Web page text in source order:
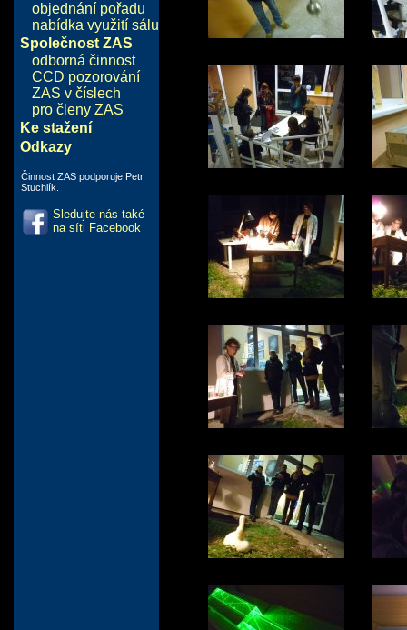
objednání pořadu
nabídka využití sálu
Společnost ZAS
odborná činnost
CCD pozorování
ZAS v číslech
pro členy ZAS
Ke stažení
Odkazy
Činnost ZAS podporuje Petr
Stuchlík.
Sledujte nás také
na síti Facebook